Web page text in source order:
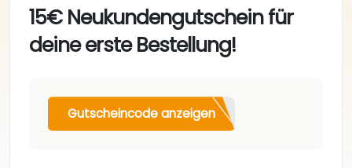
15€ Neukundengutschein für
deine erste Bestellung!
Gutscheincode anzeigen